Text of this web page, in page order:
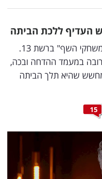
העדיף ללכת הביתה
גיא בלאו הוא המודח הטרי של "משחקי השף" ברשת 13.
במעמד ההדחה ובכה,
שהיא תלך הביתה
15